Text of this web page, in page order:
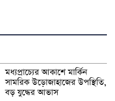
মধ্যপ্রাচ্যের আকাশে মার্কিন
সামরিক উড়োজাহাজের উপস্থিতি,
বড় যুদ্ধের আভাস